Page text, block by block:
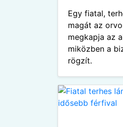
Egy fiatal,
magát az
megkapja az
miközben a
rögzít.